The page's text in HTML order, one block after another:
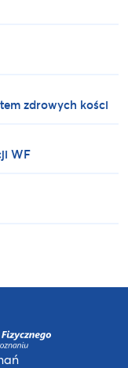
zdrowych kości
WF